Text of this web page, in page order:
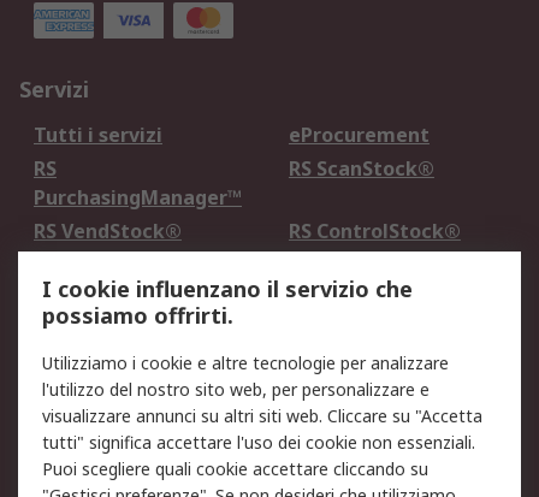
Servizi
Tutti i servizi
eProcurement
RS
PurchasingManager™
RS ScanStock®
RS VendStock®
RS ControlStock®
Legale
Informativa Cookie
Informativa Privacy -
Aggiornata
Email Security
Termini d'uso
Condizioni di vendita
Condizioni generali di
I cookie influenzano il servizio che
possiamo offrirti.
Utilizziamo i cookie e altre tecnologie per analizzare
l'utilizzo del nostro sito web, per personalizzare e
visualizzare annunci su altri siti web. Cliccare su "Accetta
tutti" significa accettare l'uso dei cookie non essenziali.
Puoi scegliere quali cookie accettare cliccando su